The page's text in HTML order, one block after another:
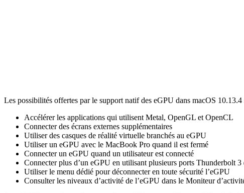
Les possibilités offertes par le support natif des eGPU dans macOS 10.13.4
Accélérer les applications qui utilisent Metal, OpenGL et OpenCL
Connecter des écrans externes supplémentaires
Utiliser des casques de réalité virtuelle branchés au eGPU
Utiliser un eGPU avec le MacBook Pro quand il est fermé
Connecter un eGPU quand un utilisateur est connecté
Connecter plus d’un eGPU en utilisant plusieurs ports Thunderbolt
Utiliser le menu dédié pour déconnecter en toute sécurité l’eGPU
Consulter les niveaux d’activité de l’eGPU dans le Moniteur